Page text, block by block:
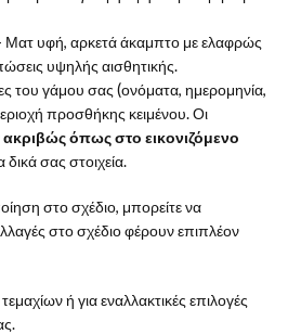
Ματ υφή, αρκετά άκαμπτο με ελαφρώς
υψηλής αισθητικής.
του γάμου σας (ονόματα, ημερομηνία,
προσθήκης κειμένου. Οι
ακριβώς όπως στο εικονιζόμενο
σας στοιχεία.
στο σχέδιο, μπορείτε να
στο σχέδιο φέρουν επιπλέον
ή για εναλλακτικές επιλογές